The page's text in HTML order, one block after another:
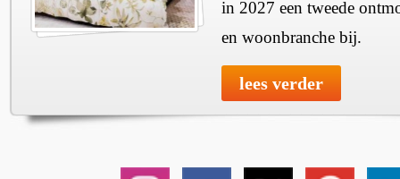
in 2027 een tweede
en woonbranche bij.
lees verder